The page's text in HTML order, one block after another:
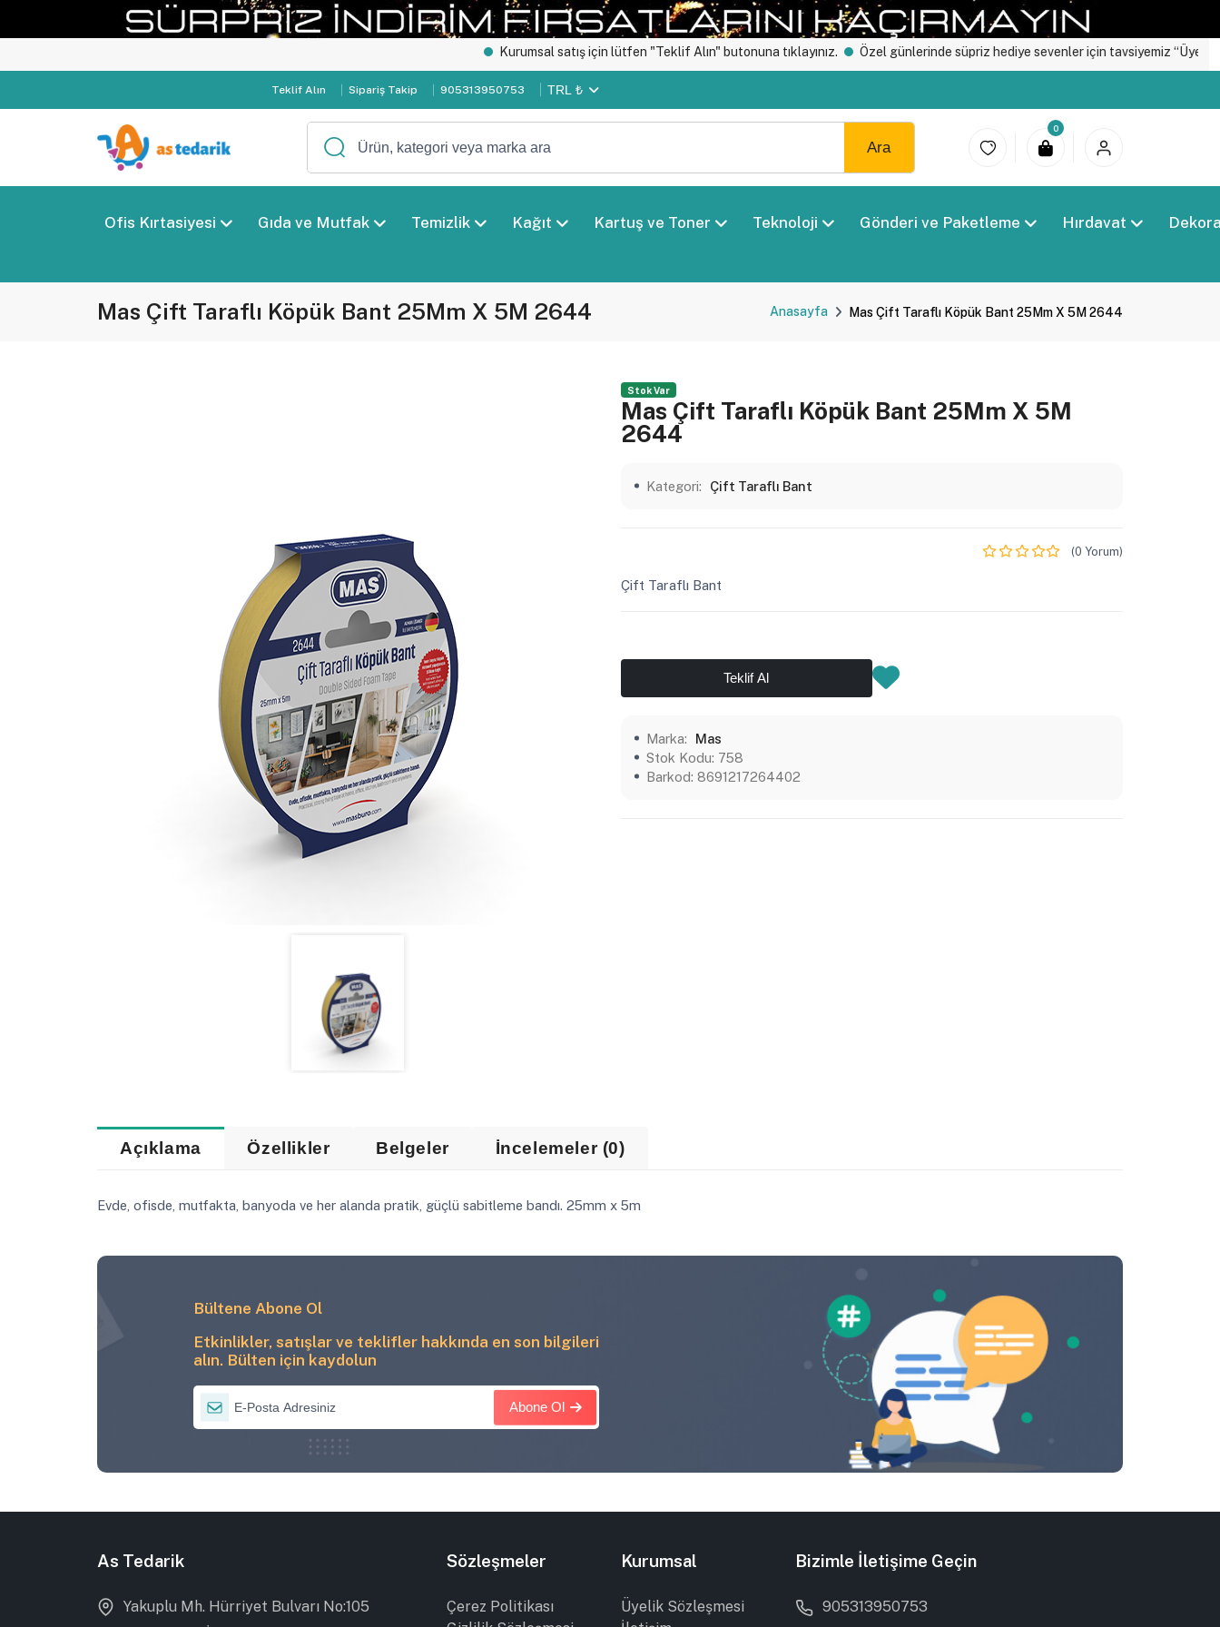
Kurumsal satış için lütfen "Teklif Alın" butonuna tıklayınız. Özel günlerinde süpriz hediye sevenler için tavsiyemiz “Üye Girişi"
Teklif Alın Sipariş Takip 905313950753 TRL ₺
Ara
0
Ofis Kırtasiyesi Gıda ve Mutfak Temizlik Kağıt Kartuş ve Toner Teknoloji Gönderi ve Paketleme Hırdavat
Mas Çift Taraflı Köpük Bant 25Mm X 5M 2644 Anasayfa Mas Çift Taraflı Köpük Bant 25Mm X 5M 2644
Stok Var
Mas Çift Taraflı Köpük Bant 25Mm X 5M
2644
Kategori: Çift Taraflı Bant
(0 Yorum)
Çift Taraflı Bant
Teklif Al
Marka:
Mas
Stok Kodu: 758
Barkod: 8691217264402
Açıklama Özellikler Belgeler İncelemeler (0)
Evde, ofisde, mutfakta, banyoda ve her alanda pratik, güçlü sabitleme bandı. 25mm x 5m
Bültene Abone Ol
Etkinlikler, satışlar ve teklifler hakkında en son bilgileri
alın. Bülten için kaydolun
Abone Ol
As Tedarik
Yakuplu Mh. Hürriyet Bulvarı No:105
Sözleşmeler
Çerez Politikası
Kurumsal
Üyelik Sözleşmesi
Bizimle İletişime Geçin
905313950753